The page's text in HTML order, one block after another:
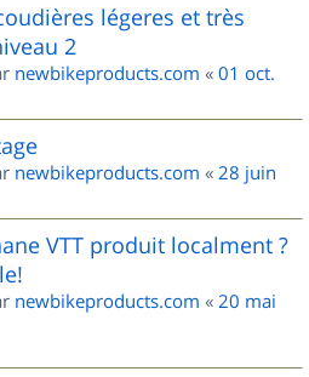
légeres et très
2
newbikeproducts.com « 01 oct.
newbikeproducts.com « 28 juin
VTT produit localment ?
newbikeproducts.com « 20 mai